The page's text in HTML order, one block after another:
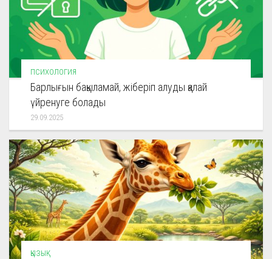
ПСИХОЛОГИЯ
Барлығын бақыламай, жіберіп алуды қалай
үйренуге болады
29.09.2025
ҚЫЗЫҚ